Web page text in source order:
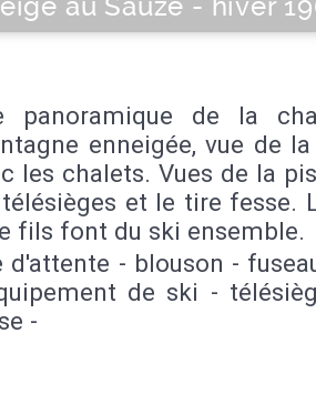
panoramique de la
enneigée, vue de
les chalets. Vues de la
et le tire fesse.
fils font du ski ensemble.
d'attente - blouson -
de ski -
-